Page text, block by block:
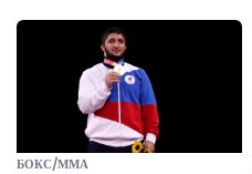
БОКС/ММА